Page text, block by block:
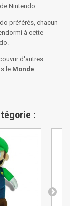
Nintendo.
préférés, chacun
à cette
d'autres
le Monde
: